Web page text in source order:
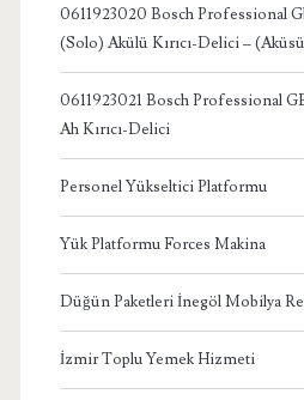
0611923020 Bosch Professional
(Solo) Akülü Kırıcı-Delici –
0611923021 Bosch Professional
Ah Kırıcı-Delici
Personel Yükseltici Platformu
Yük Platformu Forces Makina
Düğün Paketleri İnegöl Mobilya
İzmir Toplu Yemek Hizmeti